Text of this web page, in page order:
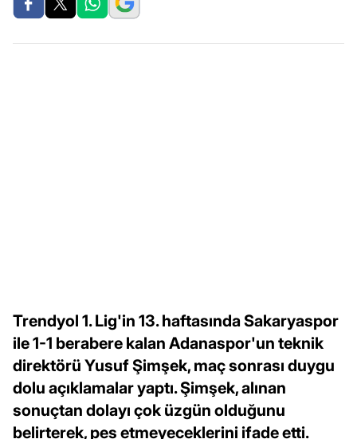
Trendyol 1. Lig'in 13. haftasında Sakaryaspor
ile 1-1 berabere kalan Adanaspor'un teknik
direktörü Yusuf Şimşek, maç sonrası duygu
dolu açıklamalar yaptı. Şimşek, alınan
sonuçtan dolayı çok üzgün olduğunu
belirterek, pes etmeyeceklerini ifade etti.